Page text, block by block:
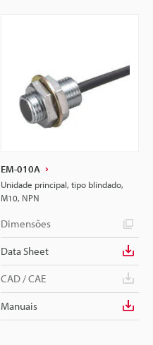
EM-010A
Unidade principal, tipo blindado,
M10, NPN
Dimensões
Data Sheet
CAD / CAE
Manuais